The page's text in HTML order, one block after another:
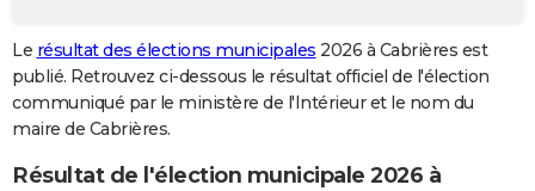
GUIDES D'ACHAT
BONS PLANS
CARTE DE VOEUX
Le résultat des élections municipales 2026 à Cabrières est
publié. Retrouvez ci-dessous le résultat officiel de l'élection
communiqué par le ministère de l'Intérieur et le nom du
maire de Cabrières.
Résultat de l'élection municipale 2026 à